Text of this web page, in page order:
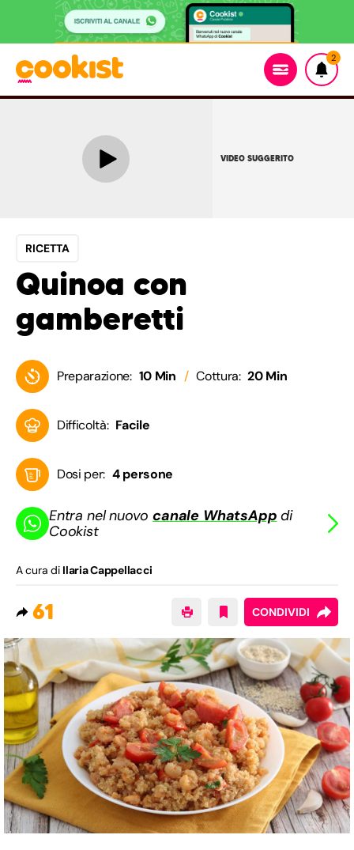
2
VIDEO SUGGERITO
RICETTA
Quinoa con
gamberetti
Preparazione: 10 Min Cottura: 20 Min
Difficoltà: Facile
Dosi per: 4 persone
Entra nel nuovocanale WhatsApp di
Cookist
A cura di Ilaria Cappellacci
61 CONDIVIDI